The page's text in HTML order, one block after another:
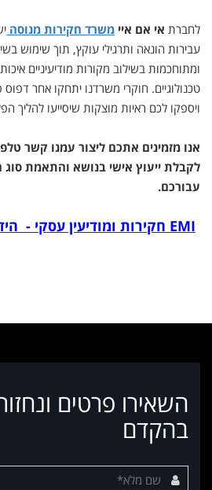
לחברת אי אם איי משרד חקירות מנוסה
עבירות הונאה ותרגילי עוקץ, תוך שימוש
ומתוחכמות בשילוב מקורות מודיעיניים
טכנולוגיים. חוקרי משרדנו יתחקו אחר
ויספקו לכם ראיות מוצקות שיסייעו להליך
אנו מזמינים אתכם ליצור עמנו קשר
לקבלת ייעוץ אישי בנושא והתאמת
עבורכם.
EMI חקירות ומודיעין עסקי -
השאירו פרטים
בהקדם